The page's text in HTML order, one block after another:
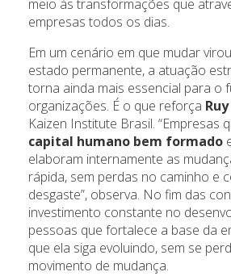
meio às transformações que
empresas todos os dias.
Em um cenário em que mudar
estado permanente, a atuação
torna ainda mais essencial para o
organizações. É o que reforça
Kaizen Institute Brasil. “Empresas
capital humano bem formado
elaboram internamente as
rápida, sem perdas no caminho e
desgaste”, observa. No fim das
investimento constante no
pessoas que fortalece a base da
que ela siga evoluindo, sem se
movimento de mudança.